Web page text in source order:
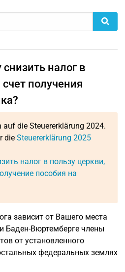
налог в
получения
auf die Steuererklärung 2024.
die Steuererklärung 2025
налог в пользу церкви,
пособия на
зависит от Вашего места
Баден-Вюртемберге члены
от установленного
федеральных землях